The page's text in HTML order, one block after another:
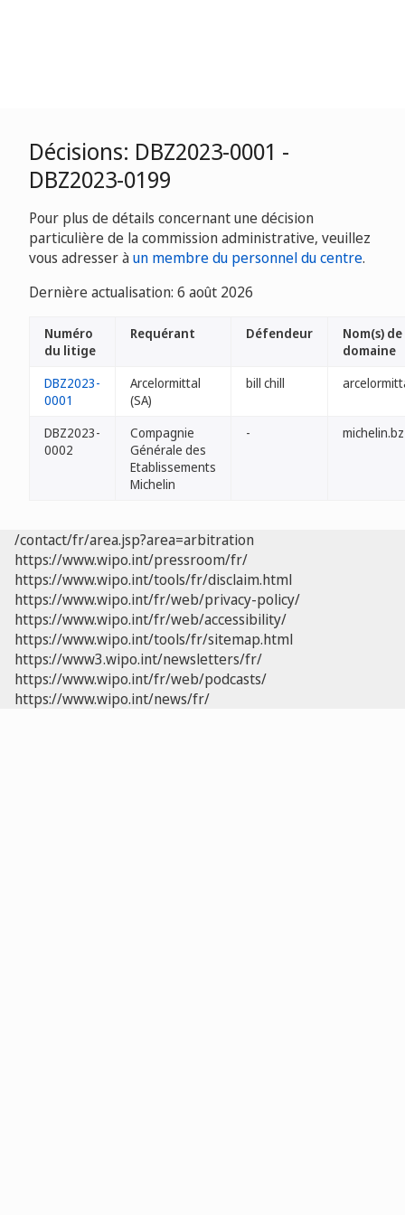
Décisions: DBZ2023-0001 -
DBZ2023-0199
Pour plus de détails concernant une décision
particulière de la commission administrative, veuillez
vous adresser àun membre du personnel du centre.
Dernière actualisation: 6 août 2026
Numéro
du litige
Requérant Défendeur
Nom(s) de
domaine
DBZ2023-
0001
Arcelormittal
(SA)
bill chill
DBZ2023-
0002
Compagnie
Générale des
Etablissements
Michelin
- michelin.bz
/contact/fr/area.jsp?area=arbitration
https://www.wipo.int/pressroom/fr/
https://www.wipo.int/tools/fr/disclaim.html
https://www.wipo.int/fr/web/privacy-policy/
https://www.wipo.int/fr/web/accessibility/
https://www.wipo.int/tools/fr/sitemap.html
https://www3.wipo.int/newsletters/fr/
https://www.wipo.int/fr/web/podcasts/
https://www.wipo.int/news/fr/